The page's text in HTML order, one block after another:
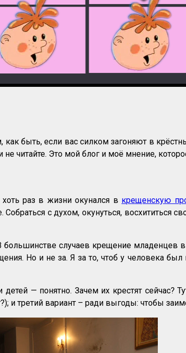
как быть, если вас силком загоняют в
читайте. Это мой блог и моё мнение,
раз в жизни окунался в крещенскую
Собраться с духом, окунуться, восхититься
случаев крещение младенцев
Но и не за. Я за то, чтоб у человека
— понятно. Зачем их крестят
и третий вариант – ради выгоды: чтобы